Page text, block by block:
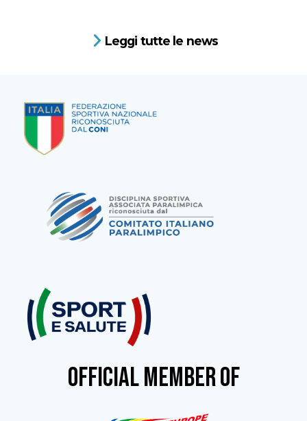
Leggi tutte le news
OFFICIAL MEMBER OF